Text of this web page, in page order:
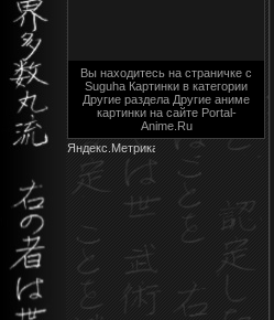
Вы находитесь на страничке с
Suguha Картинки в категории
Другие раздела Другие аниме
картинки на сайте Portal-
Anime.Ru